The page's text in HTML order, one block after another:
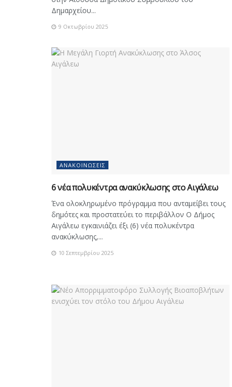
Δημαρχείου...
9 Οκτωβρίου 2025
ΑΝΑΚΟΙΝΏΣΕΙΣ
6 νέα πολυκέντρα ανακύκλωσης στο Αιγάλεω
Ένα ολοκληρωμένο πρόγραμμα που ανταμείβει τους
δημότες και προστατεύει το περιβάλλον Ο Δήμος
Αιγάλεω εγκαινιάζει έξι (6) νέα πολυκέντρα
ανακύκλωσης,...
10 Σεπτεμβρίου 2025